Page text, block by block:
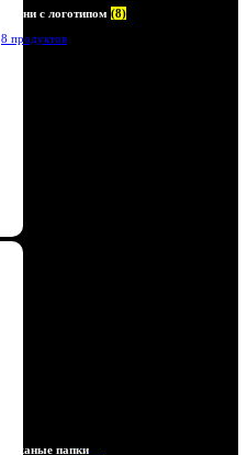
Ремни с логотипом (8)
8 продуктов
Кожаные папки